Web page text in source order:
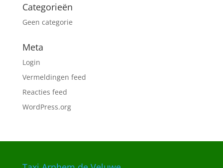
Categorieën
Geen categorie
Meta
Login
Vermeldingen feed
Reacties feed
WordPress.org